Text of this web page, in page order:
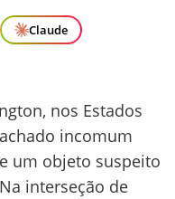
Claude
nos Estados
incomum
um objeto suspeito
interseção de